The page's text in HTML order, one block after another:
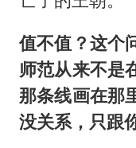
值不值？这个
师范从来不是
那条线画在那
没关系，只跟